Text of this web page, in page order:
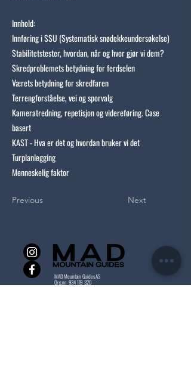
Innhold:
Innføring i SSU (Systematisk snødekkeundersøkelse)
Stabilitetstester, hvordan, når og hvor gjør vi dem?
Skredproblemets betydning for ferdselen
Værets betydning for skredfaren
Terrengforståelse, vei og sporvalg
Kameratredning, repetisjon og videreføring. Case
basert
KAST - Hva er det og hvordan bruker vi det
Turplanlegging
Menneskelig faktor
Previous Next
MAD Mountain Guides AS
Org.nr:934 119 320